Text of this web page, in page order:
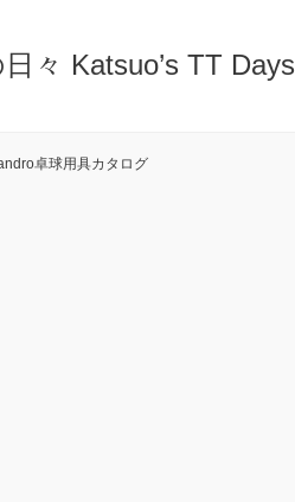
々 Katsuo’s TT Days
卓球用具カタログ